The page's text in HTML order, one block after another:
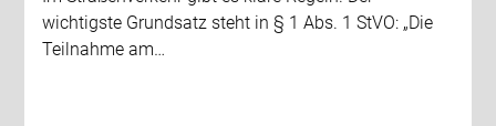
wichtigste Grundsatz steht in § 1 Abs. 1 StVO: „Die
Teilnahme am…